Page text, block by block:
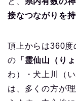
接なつながりを
頂上からは360度
の 「霊仙山（り
わ）・犬上川（
は、多くの方が